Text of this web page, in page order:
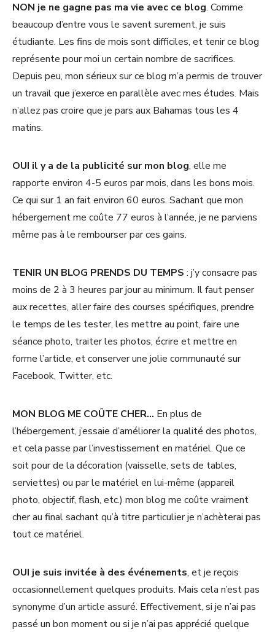
NON je ne gagne pas ma vie avec ce blog. Comme
beaucoup d’entre vous le savent surement, je suis
étudiante. Les fins de mois sont difficiles, et tenir ce blog
représente pour moi un certain nombre de sacrifices.
Depuis peu, mon sérieux sur ce blog m’a permis de trouver
un travail que j’exerce en parallèle avec mes études. Mais
n’allez pas croire que je pars aux Bahamas tous les 4
matins.
OUI il y a de la publicité sur mon blog, elle me
rapporte environ 4-5 euros par mois, dans les bons mois.
Ce qui sur 1 an fait environ 60 euros. Sachant que mon
hébergement me coûte 77 euros à l’année, je ne parviens
même pas à le rembourser par ces gains.
TENIR UN BLOG PRENDS DU TEMPS : j’y consacre pas
moins de 2 à 3 heures par jour au minimum. Il faut penser
aux recettes, aller faire des courses spécifiques, prendre
le temps de les tester, les mettre au point, faire une
séance photo, traiter les photos, écrire et mettre en
forme l’article, et conserver une jolie communauté sur
Facebook, Twitter, etc.
MON BLOG ME COÛTE CHER… En plus de
l’hébergement, j’essaie d’améliorer la qualité des photos,
et cela passe par l’investissement en matériel. Que ce
soit pour de la décoration (vaisselle, sets de tables,
serviettes) ou par le matériel en lui-même (appareil
photo, objectif, flash, etc.) mon blog me coûte vraiment
cher au final sachant qu’à titre particulier je n’achèterai pas
tout ce matériel.
OUI je suis invitée à des événements, et je reçois
occasionnellement quelques produits. Mais cela n’est pas
synonyme d’un article assuré. Effectivement, si je n’ai pas
passé un bon moment ou si je n’ai pas apprécié quelque